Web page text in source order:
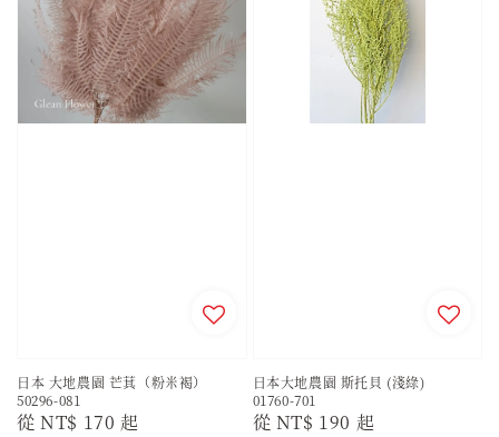
日本 大地農園 芒萁（粉米褐）
50296-081
Regular
從NT$ 170 起
日本大地農園 斯托貝 (淺綠)
01760-701
Regular
從 NT$ 190 起